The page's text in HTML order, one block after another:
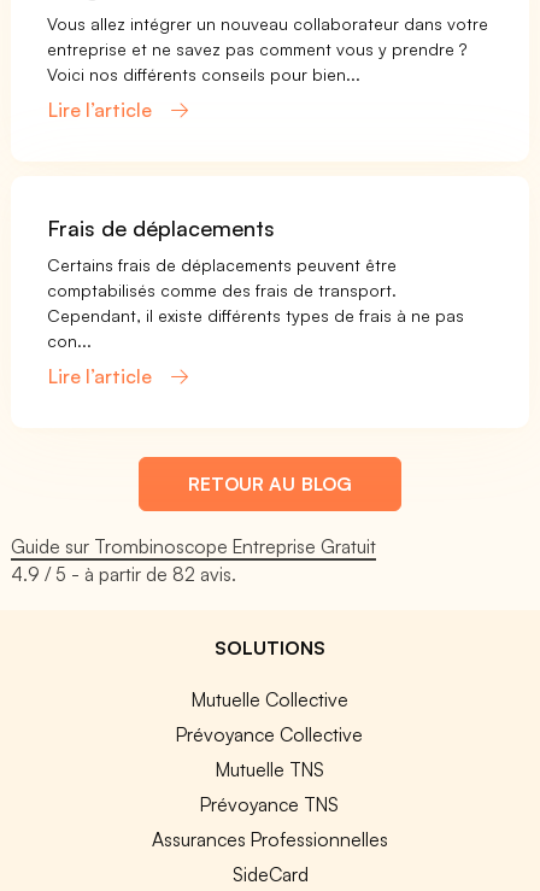
Vous allez intégrer un nouveau collaborateur dans votre
entreprise et ne savez pas comment vous y prendre ?
Voici nos différents conseils pour bien...
Lire l’article
Frais de déplacements
Certains frais de déplacements peuvent être
comptabilisés comme des frais de transport.
Cependant, il existe différents types de frais à ne pas
con...
Lire l’article
RETOUR AU BLOG
Guide sur Trombinoscope Entreprise Gratuit
4.9 / 5 - à partir de 82 avis.
SOLUTIONS
Mutuelle Collective
Prévoyance Collective
Mutuelle TNS
Prévoyance TNS
Assurances Professionnelles
SideCard